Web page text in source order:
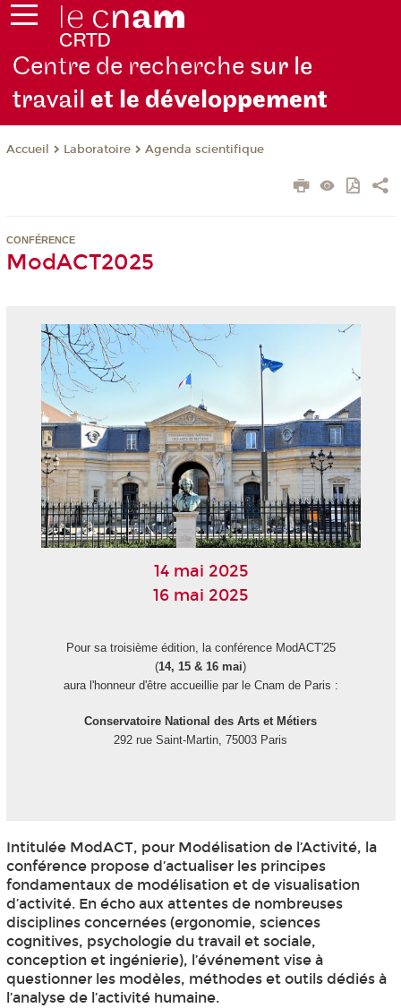
Centre de recherche sur le
travailet le développement
Accueil Laboratoire Agenda scientifique
CONFÉRENCE
ModACT2025
14 mai 2025
16 mai 2025
Pour sa troisième édition, la conférence ModACT'25
(14, 15 & 16 mai)
aura l'honneur d'être accueillie par le Cnam de Paris :​
Conservatoire National des Arts et Métiers
292 rue Saint-Martin, 75003 Paris
Intitulée ModACT, pour Modélisation de l’Activité, la
conférence propose d’actualiser les principes
fondamentaux de modélisation et de visualisation
d’activité. En écho aux attentes de nombreuses
disciplines concernées (ergonomie, sciences
cognitives, psychologie du travail et sociale,
conception et ingénierie), l’événement vise à
questionner les modèles, méthodes et outils dédiés à
l’analyse de l’activité humaine.